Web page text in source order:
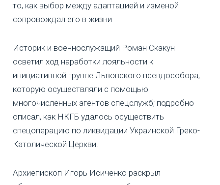
то, как выбор между адаптацией и изменой
сопровождал его в жизни
Историк и военнослужащий Роман Скакун
осветил ход наработки лояльности к
инициативной группе Львовского псевдособора,
которую осуществляли с помощью
многочисленных агентов спецслужб; подробно
описал, как НКГБ удалось осуществить
спецоперацию по ликвидации Украинской Греко-
Католической Церкви.
Архиепископ Игорь Исиченко раскрыл